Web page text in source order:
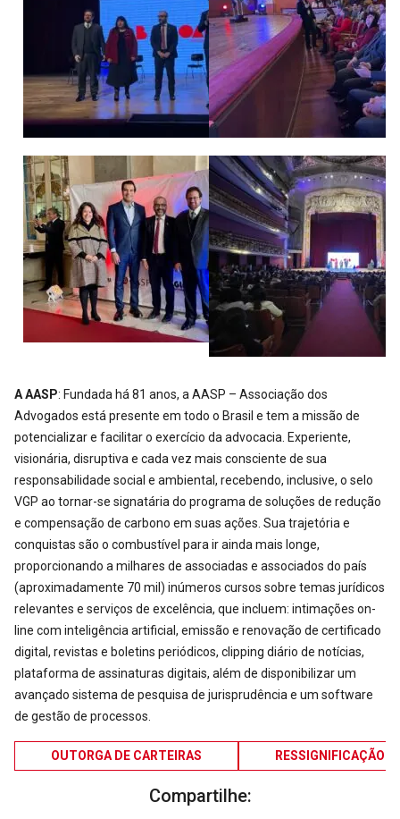
A AASP: Fundada há 81 anos, a AASP – Associação dos
Advogados está presente em todo o Brasil e tem a missão de
potencializar e facilitar o exercício da advocacia. Experiente,
visionária, disruptiva e cada vez mais consciente de sua
responsabilidade social e ambiental, recebendo, inclusive, o selo
VGP ao tornar-se signatária do programa de soluções de redução
e compensação de carbono em suas ações. Sua trajetória e
conquistas são o combustível para ir ainda mais longe,
proporcionando a milhares de associadas e associados do país
(aproximadamente 70 mil) inúmeros cursos sobre temas jurídicos
relevantes e serviços de excelência, que incluem: intimações on-
line com inteligência artificial, emissão e renovação de certificado
digital, revistas e boletins periódicos, clipping diário de notícias,
plataforma de assinaturas digitais, além de disponibilizar um
avançado sistema de pesquisa de jurisprudência e um software
de gestão de processos.
OUTORGA DE CARTEIRAS RESSIGNIFICAÇÃO
Compartilhe: